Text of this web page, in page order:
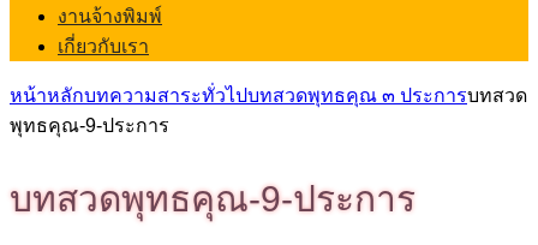
งานจ้างพิมพ์
เกี่ยวกับเรา
หน้าหลักบทความสาระทั่วไปบทสวดพุทธคุณ ๓ ประการบทสวด
พุทธคุณ-9-ประการ
บทสวดพุทธคุณ-9-ประการ